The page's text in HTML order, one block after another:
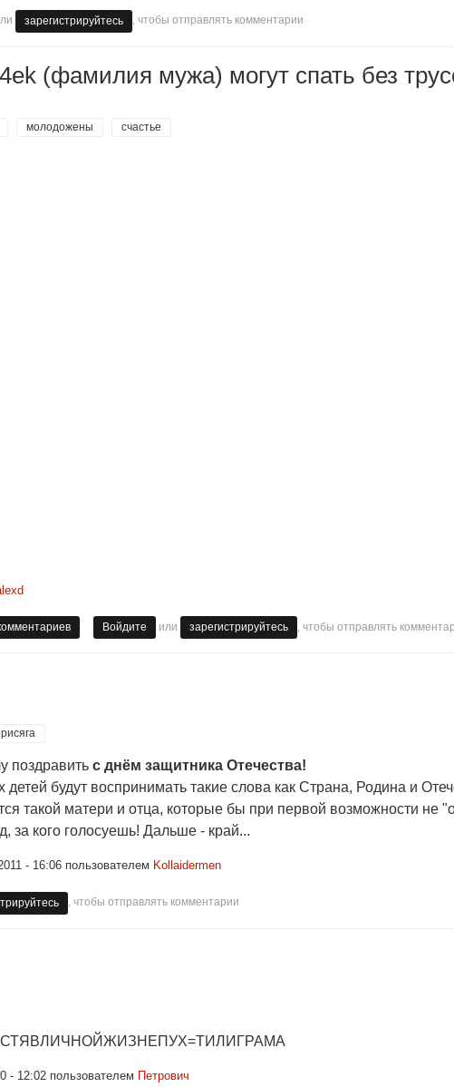
зарегистрируйтесь , чтобы отправлять комментарии
(фамилия мужа) могут спать без
молодожены счастье
мужа) могут спать без трусов!
Войдите или зарегистрируйтесь , чтобы отправлять
поздравить с днём защитника Отечества!
будут воспринимать такие слова как Страна, Родина и
такой матери и отца, которые бы при первой возможности не
за кого голосуешь! Дальше - край...
- 16:06пользователем Kollaidermen
, чтобы отправлять комментарии
- 12:02пользователем Петрович